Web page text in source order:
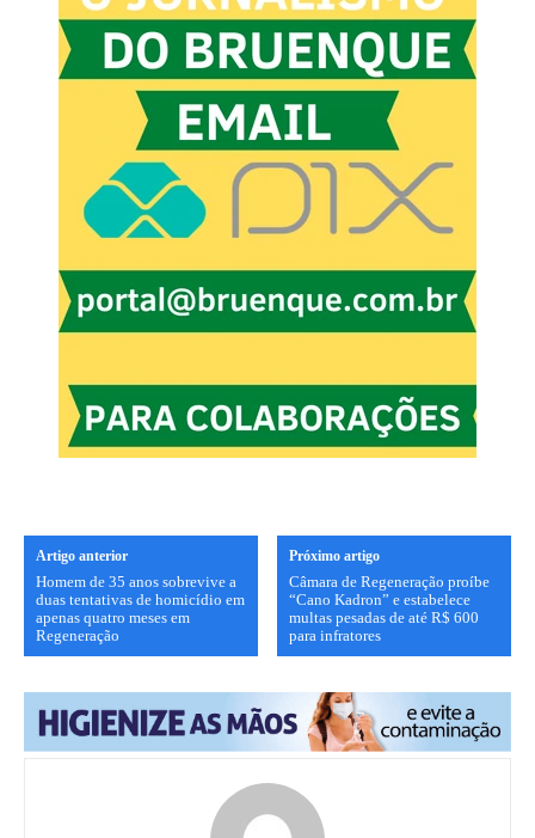
Artigo anterior
Homem de 35 anos sobrevive a
duas tentativas de homicídio em
apenas quatro meses em
Regeneração
Próximo artigo
Câmara de Regeneração proíbe
“Cano Kadron” e estabelece
multas pesadas de até R$ 600
para infratores